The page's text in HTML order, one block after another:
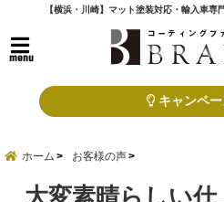
【横浜・川崎】マット塗装対応・輸入車
menu
キャンペー
ホーム お客様の声
大変素晴らしい